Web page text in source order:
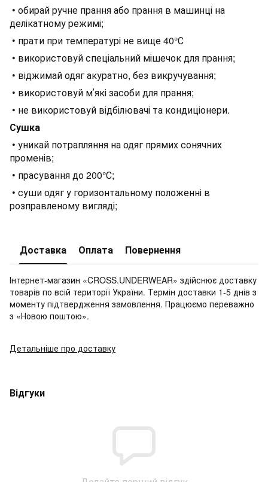
• обирай ручне прання або прання в машинці на
делікатному режимі;
• прати при температурі не вище 40°С
• використовуй спеціальний мішечок для прання;
• віджимай одяг акуратно, без викручування;
• використовуй мʼякі засоби для прання;
• не використовуй відбілювачі та кондиціонери.
Сушка
• уникай потрапляння на одяг прямих сонячних
променів;
• прасування до 200°С;
• суши одяг у горизонтальному положенні в
розправленому вигляді;
Доставка Оплата Повернення
Інтернет-магазин «CROSS.UNDERWEAR» здійснює доставку
товарів по всій території України. Термін доставки 1-5 днів з
моменту підтвердження замовлення. Працюємо переважно
з «Новою поштою».
Детальніше про доставку
Відгуки